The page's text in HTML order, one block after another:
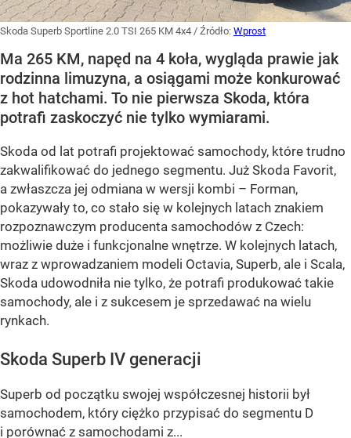
Skoda Superb Sportline 2.0 TSI 265 KM 4x4 / Źródło: Wprost
Ma 265 KM, napęd na 4 koła, wygląda prawie jak
rodzinna limuzyna, a osiągami może konkurować
z hot hatchami. To nie pierwsza Skoda, która
potrafi zaskoczyć nie tylko wymiarami.
Skoda od lat potrafi projektować samochody, które trudno
zakwalifikować do jednego segmentu. Już Skoda Favorit,
a zwłaszcza jej odmiana w wersji kombi – Forman,
pokazywały to, co stało się w kolejnych latach znakiem
rozpoznawczym producenta samochodów z Czech:
możliwie duże i funkcjonalne wnętrze. W kolejnych latach,
wraz z wprowadzaniem modeli Octavia, Superb, ale i Scala,
Skoda udowodniła nie tylko, że potrafi produkować takie
samochody, ale i z sukcesem je sprzedawać na wielu
rynkach.
Skoda Superb IV generacji
Superb od początku swojej współczesnej historii był
samochodem, który ciężko przypisać do segmentu D
i porównać z samochodami z...